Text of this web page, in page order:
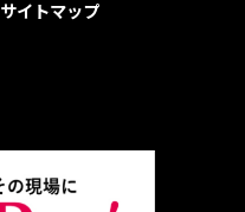
サイトマップ